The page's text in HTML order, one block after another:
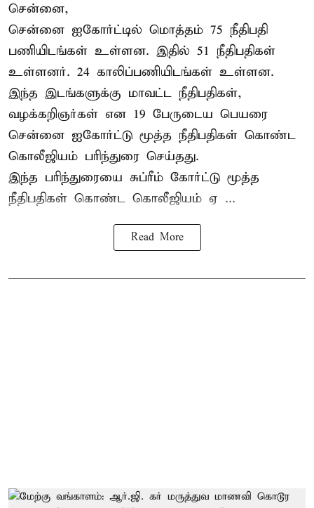
சென்னை,
சென்னை ஐகோர்ட்டில் மொத்தம் 75 நீதிபதி
பணியிடங்கள் உள்ளன. இதில் 51 நீதிபதிகள்
உள்ளனர். 24 காலிப்பணியிடங்கள் உள்ளன.
இந்த இடங்களுக்கு மாவட்ட நீதிபதிகள்,
வழக்கறிஞர்கள் என 19 பேருடைய பெயரை
சென்னை ஐகோர்ட்டு மூத்த நீதிபதிகள் கொண்ட
கொலீஜியம் பரிந்துரை செய்தது.
இந்த பரிந்துரையை சுப்ரீம் கோர்ட்டு மூத்த
நீதிபதிகள் கொண்ட கொலீஜியம் ஏ ...
Read More